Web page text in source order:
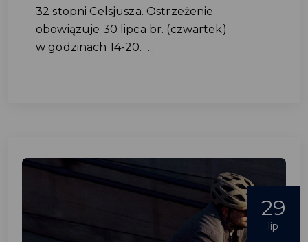
32 stopni Celsjusza. Ostrzeżenie
obowiązuje 30 lipca br. (czwartek)
w godzinach 14-20. ...
29
lip